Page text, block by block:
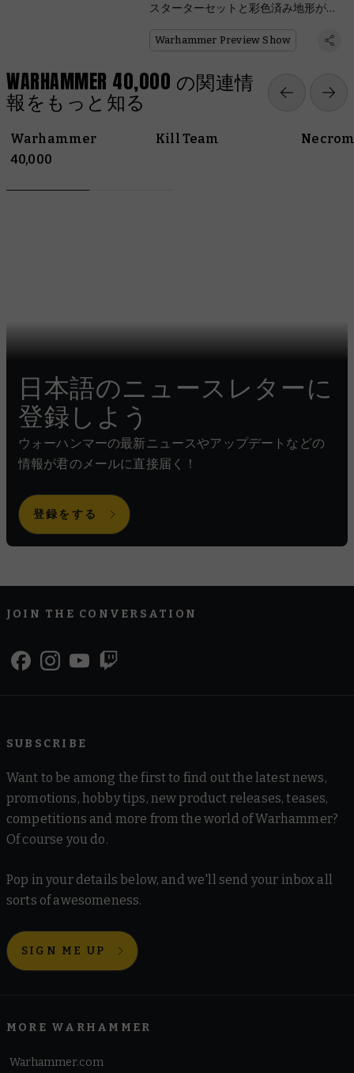
スターターセットと彩色済み地形が登
Warhammer Preview Show
WARHAMMER 40,000 の関連情
報をもっと知る
Warhammer
40,000
Kill Team
日本語のニュースレターに
登録しよう
ウォーハンマーの最新ニュースやアップデートなどの
情報が君のメールに直接届く！
登録をする
JOIN THE CONVERSATION
SUBSCRIBE
Want to be among the first to find out the latest news,
promotions, hobby tips, new product releases, teases,
competitions and more from the world of Warhammer?
Of course you do.
Pop in your details below, and we'll send your inbox all
sorts of awesomeness.
SIGN ME UP
MORE WARHAMMER
Warhammer.com